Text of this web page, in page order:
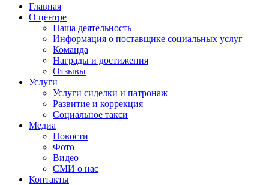
Главная
О центре
Наша деятельность
Информация о поставщике социальных услуг
Команда
Награды и достижения
Отзывы
Услуги
Услуги сиделки и патронаж
Развитие и коррекция
Социальное такси
Медиа
Новости
Фото
Видео
СМИ о нас
Контакты